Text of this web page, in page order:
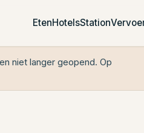
EtenHotelsStation
niet langer geopend. Op